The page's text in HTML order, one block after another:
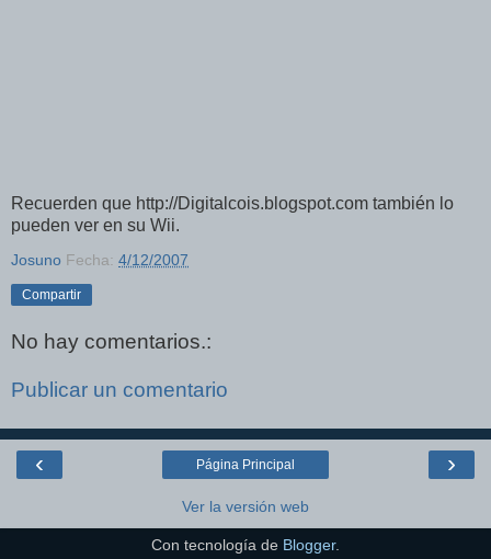
Recuerden que http://Digitalcois.blogspot.com también lo
pueden ver en su Wii.
Josuno Fecha: 4/12/2007
Compartir
No hay comentarios.:
Publicar un comentario
‹ ›
Página Principal
Ver la versión web
Con tecnología de Blogger.